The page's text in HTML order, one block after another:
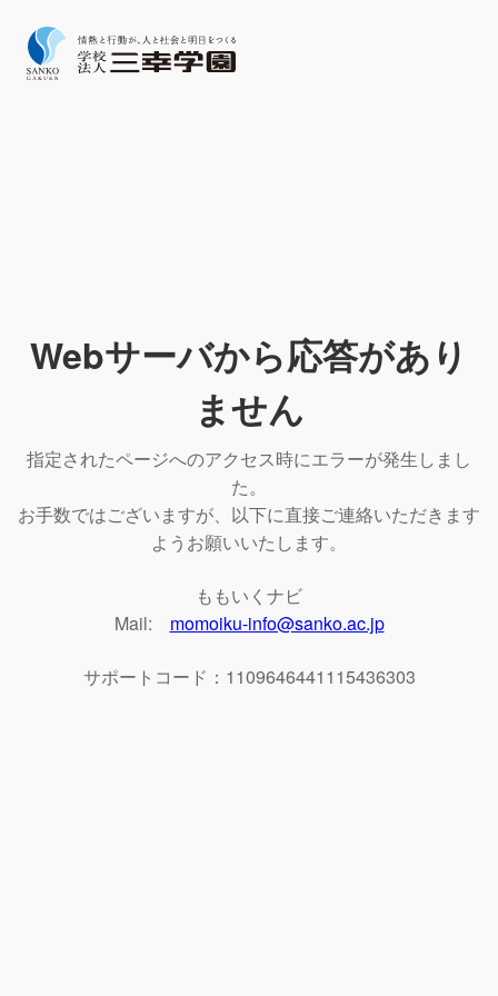
Webサーバから応答があり
ません
指定されたページへのアクセス時にエラーが発生しまし
た。
お手数ではございますが、以下に直接ご連絡いただきます
ようお願いいたします。
ももいくナビ
Mail: momoiku-info@sanko.ac.jp
サポートコード：1109646441115436303